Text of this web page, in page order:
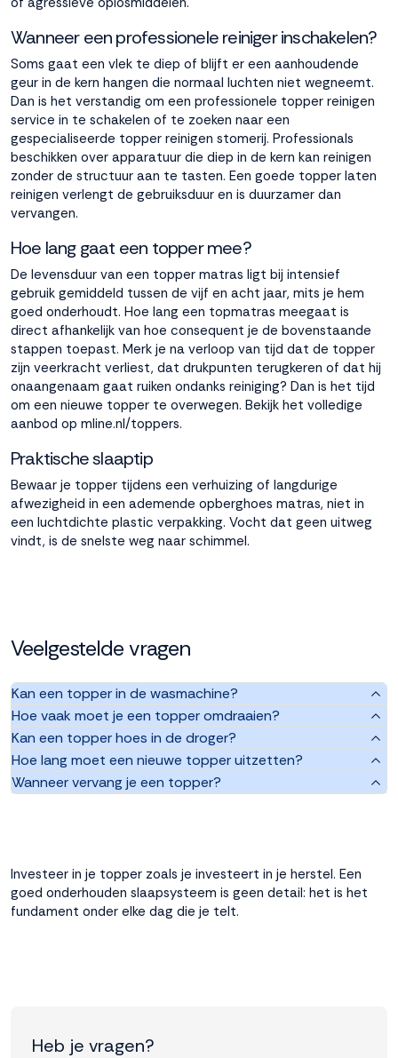
Wanneer een professionele reiniger inschakelen?
Soms gaat een vlek te diep of blijft er een aanhoudende
geur in de kern hangen die normaal luchten niet wegneemt.
Dan is het verstandig om een professionele topper reinigen
service in te schakelen of te zoeken naar een
gespecialiseerde topper reinigen stomerij. Professionals
beschikken over apparatuur die diep in de kern kan reinigen
zonder de structuur aan te tasten. Een goede topper laten
reinigen verlengt de gebruiksduur en is duurzamer dan
vervangen.
Hoe lang gaat een topper mee?
De levensduur van een topper matras ligt bij intensief
gebruik gemiddeld tussen de vijf en acht jaar, mits je hem
goed onderhoudt. Hoe lang een topmatras meegaat is
direct afhankelijk van hoe consequent je de bovenstaande
stappen toepast. Merk je na verloop van tijd dat de topper
zijn veerkracht verliest, dat drukpunten terugkeren of dat hij
onaangenaam gaat ruiken ondanks reiniging? Dan is het tijd
om een nieuwe topper te overwegen. Bekijk het volledige
aanbod op mline.nl/toppers.
Praktische slaaptip
Bewaar je topper tijdens een verhuizing of langdurige
afwezigheid in een ademende opberghoes matras, niet in
een luchtdichte plastic verpakking. Vocht dat geen uitweg
vindt, is de snelste weg naar schimmel.
Veelgestelde vragen
Kan een topper in de wasmachine?
Hoe vaak moet je een topper omdraaien?
Kan een topper hoes in de droger?
Hoe lang moet een nieuwe topper uitzetten?
Wanneer vervang je een topper?
Investeer in je topper zoals je investeert in je herstel. Een
goed onderhouden slaapsysteem is geen detail: het is het
fundament onder elke dag die je telt.
Heb je vragen?